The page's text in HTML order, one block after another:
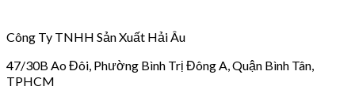
Công Ty TNHH Sản Xuất Hải Âu
47/30B Ao Đôi, Phường Bình Trị Đông A, Quận Bình Tân,
TPHCM